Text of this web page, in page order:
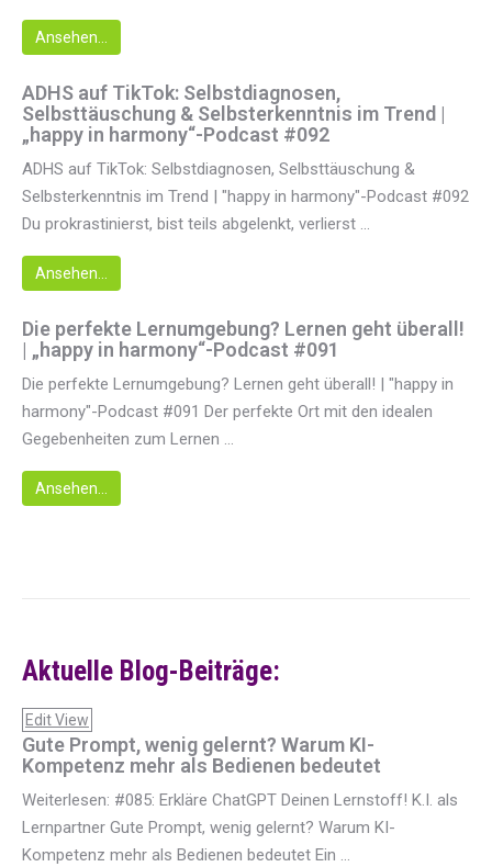
Ansehen...
ADHS auf TikTok: Selbstdiagnosen,
Selbsttäuschung & Selbsterkenntnis im Trend |
„happy in harmony“-Podcast #092
ADHS auf TikTok: Selbstdiagnosen, Selbsttäuschung &
Selbsterkenntnis im Trend | "happy in harmony"-Podcast #092
Du prokrastinierst, bist teils abgelenkt, verlierst ...
Ansehen...
Die perfekte Lernumgebung? Lernen geht überall!
| „happy in harmony“-Podcast #091
Die perfekte Lernumgebung? Lernen geht überall! | "happy in
harmony"-Podcast #091 Der perfekte Ort mit den idealen
Gegebenheiten zum Lernen ...
Ansehen...
Aktuelle Blog-Beiträge:
Edit View
Gute Prompt, wenig gelernt? Warum KI-
Kompetenz mehr als Bedienen bedeutet
Weiterlesen: #085: Erkläre ChatGPT Deinen Lernstoff! K.I. als
Lernpartner Gute Prompt, wenig gelernt? Warum KI-
Kompetenz mehr als Bedienen bedeutet Ein ...